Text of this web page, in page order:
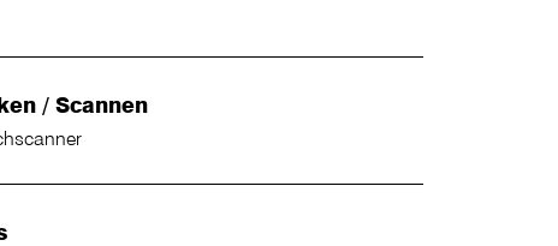
/ Scannen